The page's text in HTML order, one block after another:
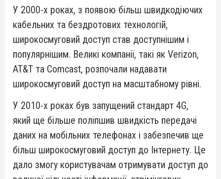
У 2000-х роках, з появою більш швидкодіючих
кабельних та бездротових технологій,
широкосмуговий доступ став доступнішим і
популярнішим. Великі компанії, такі як Verizon,
AT&T та Comcast, розпочали надавати
широкосмуговий доступ на масштабному рівні.
У 2010-х роках був запущений стандарт 4G,
який ще більше поліпшив швидкість передачі
даних на мобільних телефонах і забезпечив ще
більш широкосмуговий доступ до Інтернету. Це
дало змогу користувачам отримувати доступ до